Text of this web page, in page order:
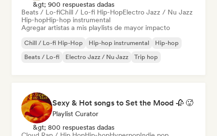
&gt; 900 respuestas dadas
Beats / Lo-fiChill / Lo-fi Hip-HopElectro Jazz / Nu Jazz
Hip-hopHip-hop instrumental
Agregar artistas a mis playlists de mayor impacto
Chill / Lo-fi Hip-Hop Hip-hop instrumental
Hip-hop
Beats / Lo-fi
Electro Jazz / Nu Jazz Trip hop
Sexy & Hot songs to Set the Mood 🥀 🥵
Playlist Curator
&gt; 800 respuestas dadas